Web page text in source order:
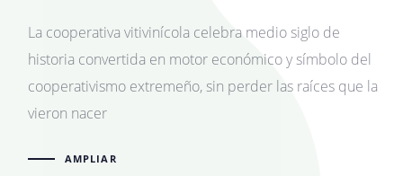
La cooperativa vitivinícola celebra medio siglo de
historia convertida en motor económico y símbolo del
cooperativismo extremeño, sin perder las raíces que la
vieron nacer
AMPLIAR